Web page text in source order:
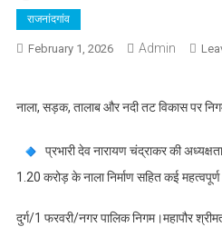
राजनांदगांव
February 1, 2026 Admin
नाला, सड़क, तालाब और नदी तट विकास पर
प्रभारी देव नारायण चंद्राकर की
1.20 करोड़ के नाला निर्माण सहित कई महत्वपूर्ण
दुर्ग/1 फरवरी/नगर पालिक निगम।महापौर